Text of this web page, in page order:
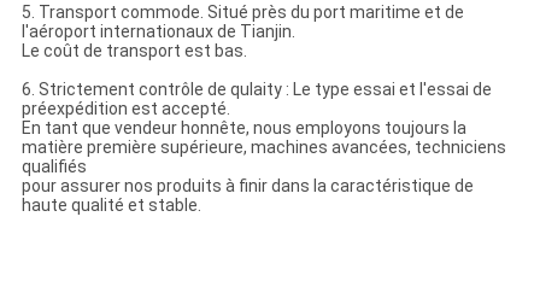
5. Transport commode. Situé près du port maritime et de
l'aéroport internationaux de Tianjin.
Le coût de transport est bas.
6. Strictement contrôle de qulaity : Le type essai et l'essai de
préexpédition est accepté.
En tant que vendeur honnête, nous employons toujours la
matière première supérieure, machines avancées, techniciens
qualifiés
pour assurer nos produits à finir dans la caractéristique de
haute qualité et stable.